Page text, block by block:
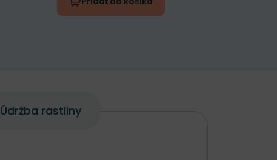
Údržba rastliny